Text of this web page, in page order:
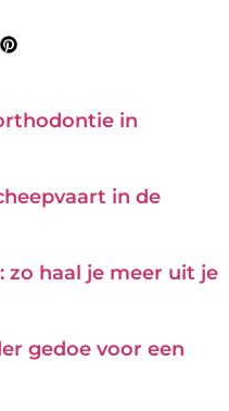
in
in de
zo haal je meer uit je
gedoe voor een